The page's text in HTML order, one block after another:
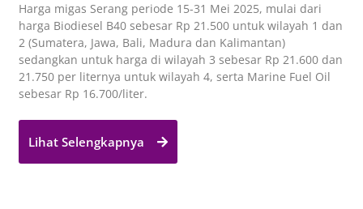
Harga migas Serang periode 15-31 Mei 2025, mulai dari
harga Biodiesel B40 sebesar Rp 21.500 untuk wilayah 1 dan
2 (Sumatera, Jawa, Bali, Madura dan Kalimantan)
sedangkan untuk harga di wilayah 3 sebesar Rp 21.600 dan
21.750 per liternya untuk wilayah 4, serta Marine Fuel Oil
sebesar Rp 16.700/liter.
Lihat Selengkapnya